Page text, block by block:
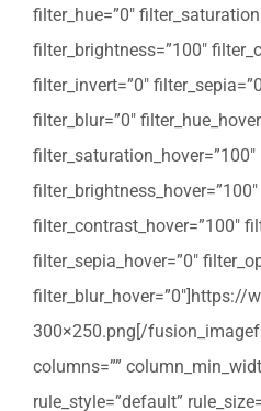
filter_hue=”0″
filter_brightness=”100″
filter_invert=”0″
filter_blur=”0″
filter_saturation_hover=”100″
filter_brightness_hover=”100″
filter_contrast_hover=”100″
filter_sepia_hover=”0″
300×250.png[/
columns=””
rule_style=”default”